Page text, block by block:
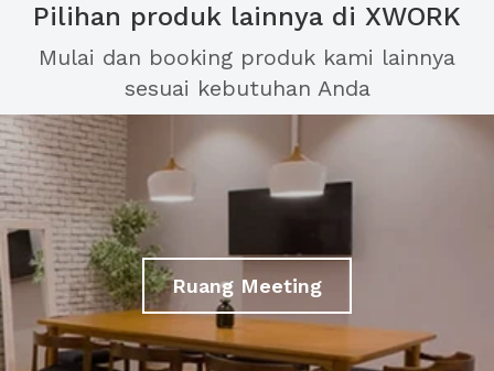
Pilihan produk lainnya di XWORK
Mulai dan booking produk kami lainnya
sesuai kebutuhan Anda
Ruang Meeting